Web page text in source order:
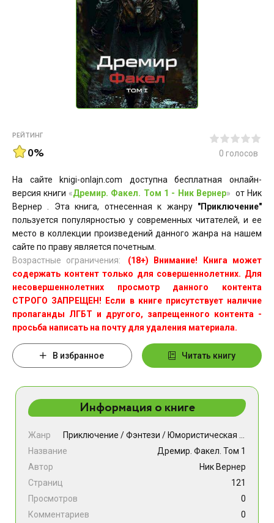
РЕЙТИНГ
0% 0 голосов
На сайте knigi-onlajn.com доступна бесплатная онлайн-
версия книги «Дремир. Факел. Том 1 - Ник Вернер» от Ник
Вернер . Эта книга, отнесенная к жанру "Приключение"
пользуется популярностью у современных читателей, и ее
место в коллекции произведений данного жанра на нашем
сайте по праву является почетным.
Возрастные ограничения:
(18+) Внимание! Книга может
содержать контент только для совершеннолетних. Для
несовершеннолетних просмотр данного контента
СТРОГО ЗАПРЕЩЕН! Если в книге присутствует наличие
пропаганды ЛГБТ и другого, запрещенного контента -
просьба написать на почту для удаления материала.
В избранное Читать книгу
Информация о книге
Жанр Приключение /Фэнтези / Юмористическая проза
Название
Дремир. Факел. Том 1
Автор
Ник Вернер
Страниц
121
Просмотров
0
Комментариев
0